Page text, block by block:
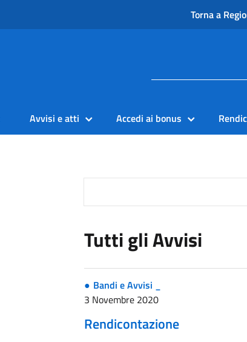
Torna a
Avvisi e atti Accedi ai bonus
Tutti gli Avvisi
Bandi e Avvisi _
3 Novembre 2020
Rendicontazione